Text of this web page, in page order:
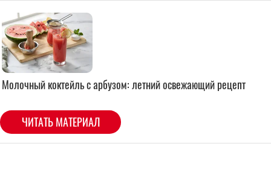
Молочный коктейль с арбузом: летний освежающий рецепт
ЧИТАТЬ МАТЕРИАЛ